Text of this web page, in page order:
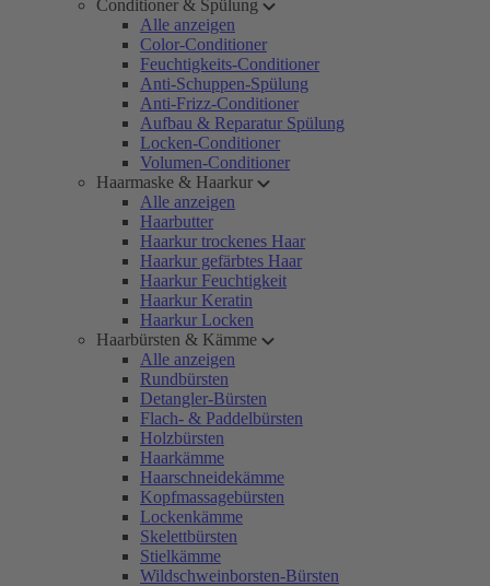
Conditioner & Spülung
Alle anzeigen
Color-Conditioner
Feuchtigkeits-Conditioner
Anti-Schuppen-Spülung
Anti-Frizz-Conditioner
Aufbau & Reparatur Spülung
Locken-Conditioner
Volumen-Conditioner
Haarmaske & Haarkur
Alle anzeigen
Haarbutter
Haarkur trockenes Haar
Haarkur gefärbtes Haar
Haarkur Feuchtigkeit
Haarkur Keratin
Haarkur Locken
Haarbürsten & Kämme
Alle anzeigen
Rundbürsten
Detangler-Bürsten
Flach- & Paddelbürsten
Holzbürsten
Haarkämme
Haarschneidekämme
Kopfmassagebürsten
Lockenkämme
Skelettbürsten
Stielkämme
Wildschweinborsten-Bürsten